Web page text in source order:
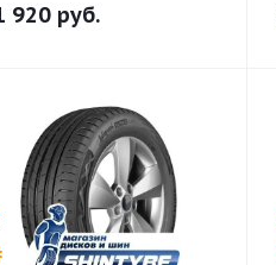
920 руб.